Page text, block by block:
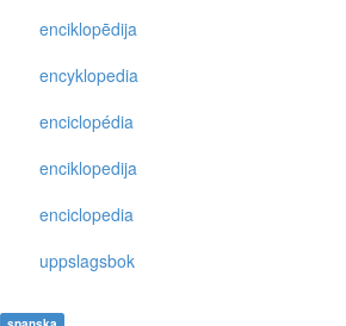
enciklopēdija
encyklopedia
enciclopédia
enciklopedija
enciclopedia
uppslagsbok